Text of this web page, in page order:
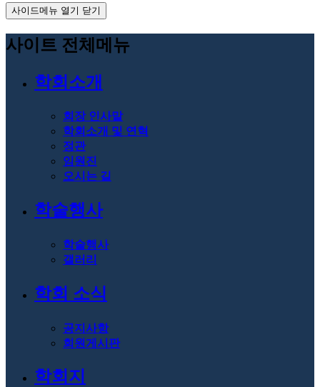
사이드메뉴 열기 닫기
사이트 전체메뉴
학회소개
회장 인사말
학회소개 및 연혁
정관
임원진
오시는 길
학술행사
학술행사
갤러리
학회 소식
공지사항
회원게시판
학회지